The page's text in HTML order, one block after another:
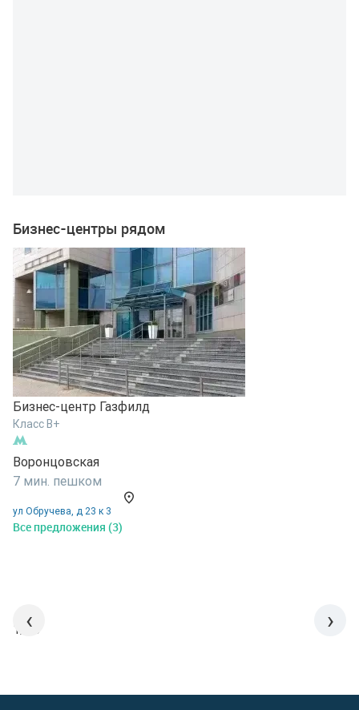
Бизнес-центры рядом
Бизнес-центр Газфилд
Класс B+
Воронцовская
7 мин. пешком
ул Обручева, д 23 к 3
Все предложения (3)
‹ ›
1/15